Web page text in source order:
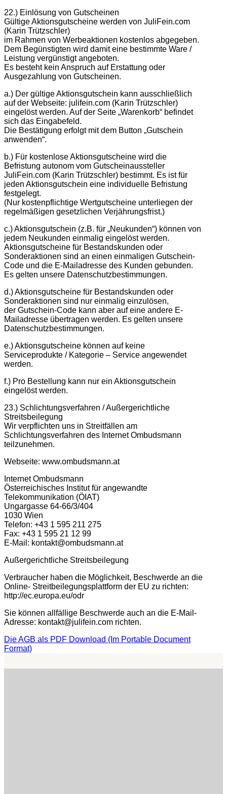
22.) Einlösung von Gutscheinen
Gültige Aktionsgutscheine werden von JuliFein.com
(Karin Trützschler)
im Rahmen von Werbeaktionen kostenlos abgegeben.
Dem Begünstigten wird damit eine bestimmte Ware /
Leistung vergünstigt angeboten.
Es besteht kein Anspruch auf Erstattung oder
Ausgezahlung von Gutscheinen.
a.) Der gültige Aktionsgutschein kann ausschließlich
auf der Webseite: julifein.com (Karin Trützschler)
eingelöst werden. Auf der Seite „Warenkorb“ befindet
sich das Eingabefeld.
Die Bestätigung erfolgt mit dem Button „Gutschein
anwenden“.
b.) Für kostenlose Aktionsgutscheine wird die
Befristung autonom vom Gutscheinaussteller
JuliFein.com (Karin Trützschler) bestimmt. Es ist für
jeden Aktionsgutschein eine individuelle Befristung
festgelegt.
(Nur kostenpflichtige Wertgutscheine unterliegen der
regelmäßigen gesetzlichen Verjährungsfrist.)
c.) Aktionsgutschein (z.B. für „Neukunden“) können von
jedem Neukunden einmalig eingelöst werden.
Aktionsgutscheine für Bestandskunden oder
Sonderaktionen sind an einen einmaligen Gutschein-
Code und die E-Mailadresse des Kunden gebunden.
Es gelten unsere Datenschutzbestimmungen.
d.) Aktionsgutscheine für Bestandskunden oder
Sonderaktionen sind nur einmalig einzulösen,
der Gutschein-Code kann aber auf eine andere E-
Mailadresse übertragen werden. Es gelten unsere
Datenschutzbestimmungen.
e.) Aktionsgutscheine können auf keine
Serviceprodukte / Kategorie – Service angewendet
werden.
f.) Pro Bestellung kann nur ein Aktionsgutschein
eingelöst werden.
23.) Schlichtungsverfahren / Außergerichtliche
Streitsbeilegung
Wir verpflichten uns in Streitfällen am
Schlichtungsverfahren des Internet Ombudsmann
teilzunehmen.
Webseite: www.ombudsmann.at
Internet Ombudsmann
Österreichisches Institut für angewandte
Telekommunikation (ÖIAT)
Ungargasse 64-66/3/404
1030 Wien
Telefon: +43 1 595 211 275
Fax: +43 1 595 21 12 99
E-Mail: kontakt@ombudsmann.at
Außergerichtliche Streitsbeilegung
Verbraucher haben die Möglichkeit, Beschwerde an die
Online- Streitbeilegungsplattform der EU zu richten:
http://ec.europa.eu/odr
Sie können allfällige Beschwerde auch an die E-Mail-
Adresse: kontakt@julifein.com richten.
Die AGB als PDF Download (Im Portable Document
Format)